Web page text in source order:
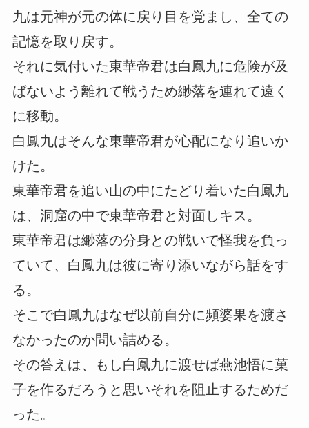
九は元神が元の体に戻り目を覚まし、全ての
記憶を取り戻す。
それに気付いた東華帝君は白鳳九に危険が及
ばないよう離れて戦うため緲落を連れて遠く
に移動。
白鳳九はそんな東華帝君が心配になり追いか
けた。
東華帝君を追い山の中にたどり着いた白鳳九
は、洞窟の中で東華帝君と対面しキス。
東華帝君は緲落の分身との戦いで怪我を負っ
ていて、白鳳九は彼に寄り添いながら話をす
る。
そこで白鳳九はなぜ以前自分に頻婆果を渡さ
なかったのか問い詰める。
その答えは、もし白鳳九に渡せば燕池悟に菓
子を作るだろうと思いそれを阻止するためだ
った。